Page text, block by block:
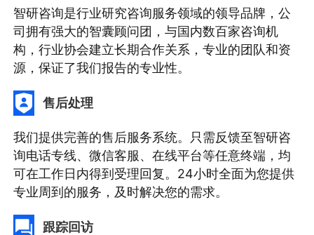
智研咨询是行业研究咨询服务领域的领导品牌，公
司拥有强大的智囊顾问团，与国内数百家咨询机
构，行业协会建立长期合作关系，专业的团队和资
源，保证了我们报告的专业性。
售后处理
我们提供完善的售后服务系统。只需反馈至智研咨
询电话专线、微信客服、在线平台等任意终端，均
可在工作日内得到受理回复。24小时全面为您提供
专业周到的服务，及时解决您的需求。
跟踪回访